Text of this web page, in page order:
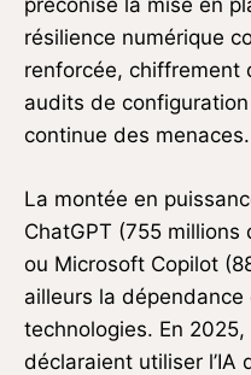
résilience numérique
renforcée, chiffrement
audits de
continue des menaces.
La montée en
ChatGPT (755 millions
ou Microsoft Copilot
ailleurs la
technologies. En
déclaraient utiliser l’IA